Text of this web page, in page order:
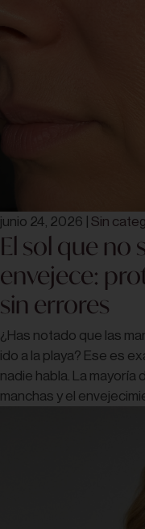
junio 24, 2026 Sin
El sol que no
envejece:
sin errores
¿Has notado que las
ido a la playa? Ese es
nadie habla. La mayoría
manchas y el